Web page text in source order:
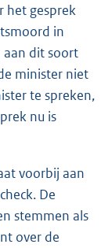
het gesprek
in
aan dit soort
minister niet
te spreken,
nu is
voorbij aan
De
stemmen als
over de